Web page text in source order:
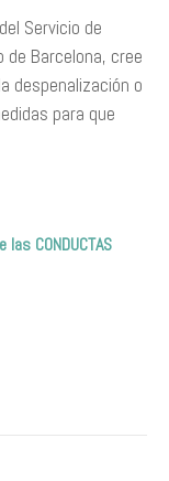
Servicio de
de Barcelona, cree
despenalización o
para que
CONDUCTAS